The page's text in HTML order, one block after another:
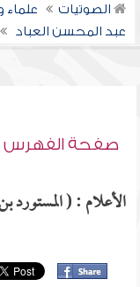
الصوتيات علماء
عبد المحسن العباد
صفحة الفهرس
الأعلام : ( المستورد